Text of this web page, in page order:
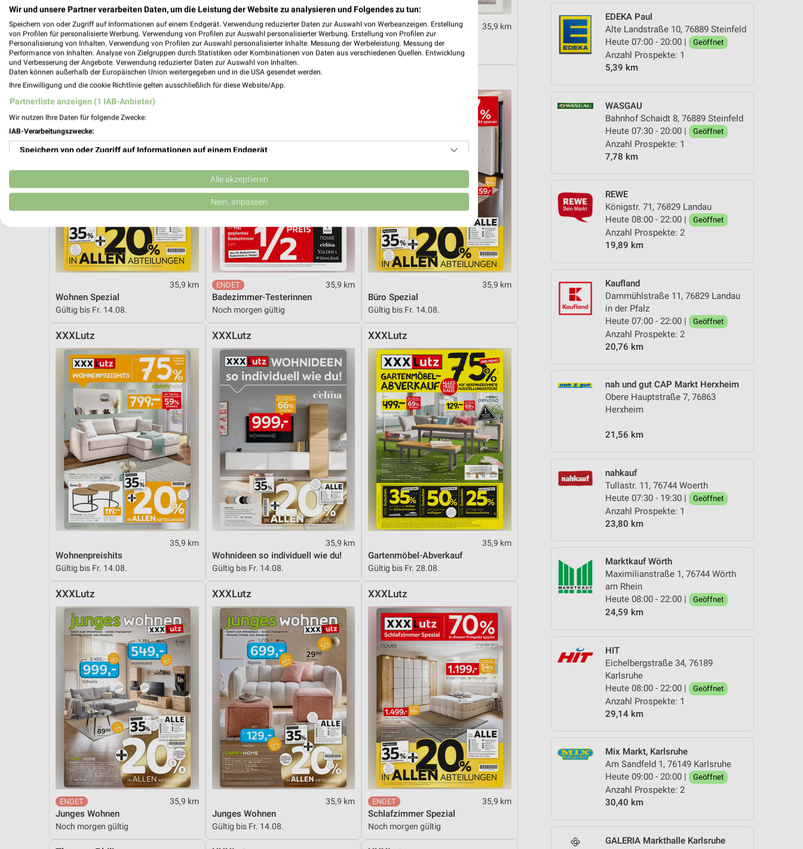
EDEKA Paul
Alte Landstraße 10, 76889 Steinfeld
Heute 07:00 - 20:00 |
Geöffnet
Anzahl Prospekte: 1
5,39 km
WASGAU
Bahnhof Schaidt 8, 76889 Steinfeld
Heute 07:30 - 20:00 |
Geöffnet
Anzahl Prospekte: 1
7,78 km
REWE
Königstr. 71, 76829 Landau
Heute 08:00 - 22:00 |
Geöffnet
Anzahl Prospekte: 2
19,89 km
Kaufland
Dammühlstraße 11, 76829 Landau
in der Pfalz
Heute 07:00 - 22:00 |
Geöffnet
Anzahl Prospekte: 2
20,76 km
nah und gut CAP Markt Herxheim
Obere Hauptstraße 7, 76863
Herxheim
21,56 km
nahkauf
Tullastr. 11, 76744 Woerth
Heute 07:30 - 19:30 |
Geöffnet
Anzahl Prospekte: 1
23,80 km
Marktkauf Wörth
Maximilianstraße 1, 76744 Wörth
am Rhein
Heute 08:00 - 22:00 |
Geöffnet
24,59 km
HIT
Eichelbergstraße 34, 76189
Karlsruhe
Heute 08:00 - 22:00 |
Geöffnet
Anzahl Prospekte: 1
29,14 km
Mix Markt, Karlsruhe
Am Sandfeld 1, 76149 Karlsruhe
Heute 09:00 - 20:00 |
Geöffnet
Anzahl Prospekte: 2
30,40 km
GALERIA Markthalle Karlsruhe
0,5 km
Angebote ab 03.08.
Gültig bis Sa. 08.08.
35,4 km
Angebote ab 01.08.
Noch morgen gültig
35,9 km
Dieter Knoll
Gültig bis Fr. 14.08.
XXXLutz
35,9 km
Wohnen Spezial
Gültig bis Fr. 14.08.
XXXLutz
35,9 km
Badezimmer-Testerinnen
Noch morgen gültig
35,9 km
Büro Spezial
Gültig bis Fr. 14.08.
XXXLutz
35,9 km
Wohnenpreishits
Gültig bis Fr. 14.08.
XXXLutz
35,9 km
Wohnideen so individuell wie du!
Gültig bis Fr. 14.08.
XXXLutz
35,9 km
Gartenmöbel-Abverkauf
Gültig bis Fr. 28.08.
XXXLutz
35,9 km
Junges Wohnen
Noch morgen gültig
XXXLutz
35,9 km
Junges Wohnen
Gültig bis Fr. 14.08.
XXXLutz
35,9 km
Schlafzimmer Spezial
Noch morgen gültig
Wir und unsere Partner verarbeiten Daten, um die Leistung der Website zu analysieren und Folgendes zu tun:
Speichern von oder Zugriff auf Informationen auf einem Endgerät. Verwendung reduzierter Daten zur Auswahl von Werbeanzeigen. Erstellung
von Profilen für personalisierte Werbung. Verwendung von Profilen zur Auswahl personalisierter Werbung. Erstellung von Profilen zur
Personalisierung von Inhalten. Verwendung von Profilen zur Auswahl personalisierter Inhalte. Messung der Werbeleistung. Messung der
Performance von Inhalten. Analyse von Zielgruppen durch Statistiken oder Kombinationen von Daten aus verschiedenen Quellen. Entwicklung
und Verbesserung der Angebote. Verwendung reduzierter Daten zur Auswahl von Inhalten.
Daten können außerhalb der Europäischen Union weitergegeben und in die USA gesendet werden.
Ihre Einwilligung und die cookie Richtlinie gelten ausschließlich für diese Website/App.
Partnerliste anzeigen (1 IAB-Anbieter)
Wir nutzen Ihre Daten für folgende Zwecke:
IAB-Verarbeitungszwecke:
Speichern von oder Zugriff auf Informationen auf einem Endgerät
Verwendung reduzierter Daten zur Auswahl von Werbeanzeigen
Erstellung von Profilen für personalisierte Werbung
Erstellung von Profilen zur Personalisierung von Inhalten
Verwendung von Profilen zur Auswahl personalisierter Inhalte
Messung der Werbeleistung
Analyse von Zielgruppen durch Statistiken oder Kombinationen von Daten aus verschiedenen
Entwicklung und Verbesserung der Angebote
Verwendung reduzierter Daten zur Auswahl von Inhalten
Verwendung genauer Standortdaten
Geräte anhand von aktiv angeforderten Informationen identifizieren
Nicht-IAB-Verarbeitungszwecke:
Performance
Funktional
Alle akzeptieren
Nein, anpassen